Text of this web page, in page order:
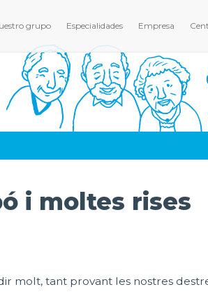
grupo Especialidades Empresa
i moltes rises
molt, tant provant les nostres